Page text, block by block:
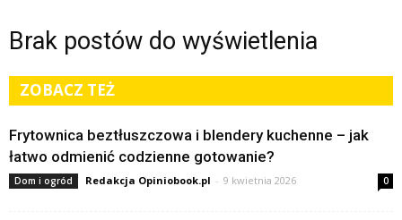
Brak postów do wyświetlenia
ZOBACZ TEŻ
Frytownica beztłuszczowa i blendery kuchenne – jak
łatwo odmienić codzienne gotowanie?
Dom i ogród Redakcja Opiniobook.pl - 9 kwietnia 2026 0